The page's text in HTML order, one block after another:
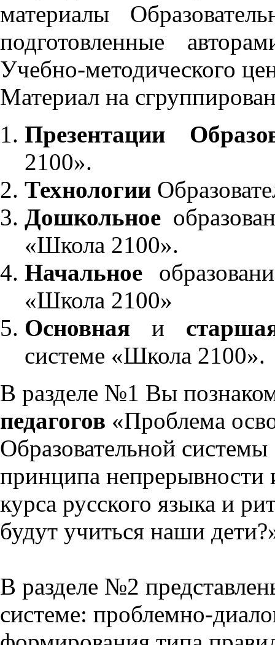
материалы
подготовленные
Учебно-методического
Материал на
Презентации
2100».
Технологии
Дошкольное
«Школа 2100».
Начальное
«Школа 2100»
Основнаяи
системе «Школа 2100».
В разделе №1 Вы
педагогов «Проблема
Образовательной
принципа непрерывности
курса русского языка и
будут учиться наши
В разделе №2
системе: проблемно-